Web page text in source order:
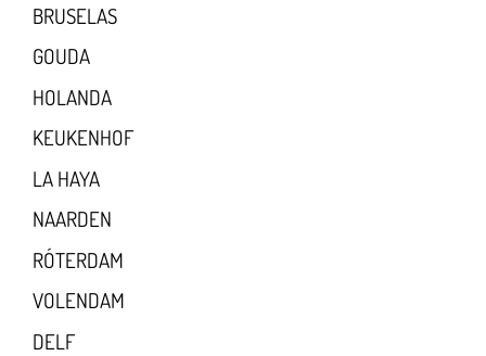
BRUSELAS
GOUDA
HOLANDA
KEUKENHOF
LA HAYA
NAARDEN
RÓTERDAM
VOLENDAM
DELF